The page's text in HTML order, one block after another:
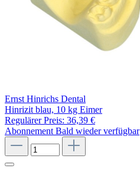
Ernst Hinrichs Dental
Hinrizit blau, 10 kg Eimer
Regulärer Preis: 36,39 €
Abonnement Bald wieder verfügbar